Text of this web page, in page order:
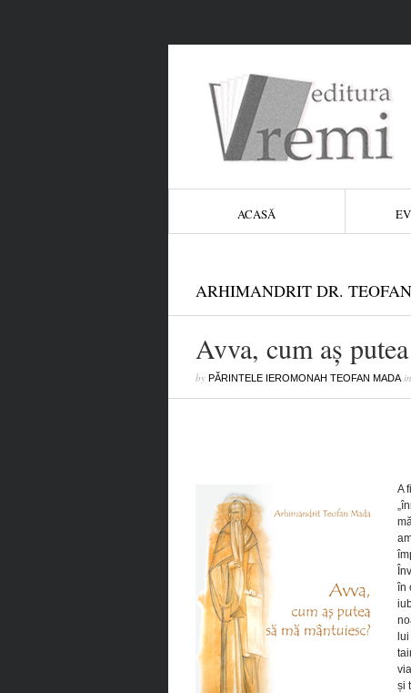
ACASĂ
ARHIMANDRIT DR.
Avva, cum aș
by PĂRINTELE IEROMONAH TEOFAN MADAin
A
în
și